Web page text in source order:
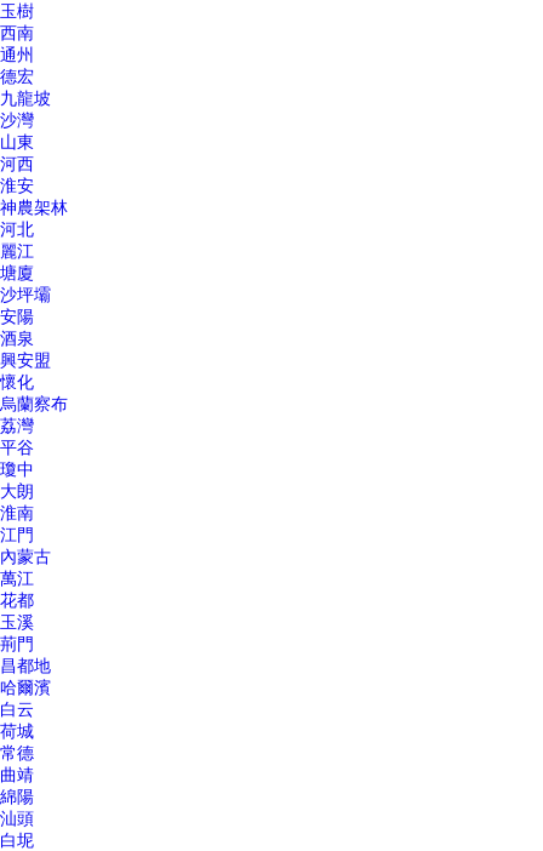
玉樹
西南
通州
德宏
九龍坡
沙灣
山東
河西
淮安
神農架林
河北
麗江
塘廈
沙坪壩
安陽
酒泉
興安盟
懷化
烏蘭察布
荔灣
平谷
瓊中
大朗
淮南
江門
內蒙古
萬江
花都
玉溪
荊門
昌都地
哈爾濱
白云
荷城
常德
曲靖
綿陽
汕頭
白坭